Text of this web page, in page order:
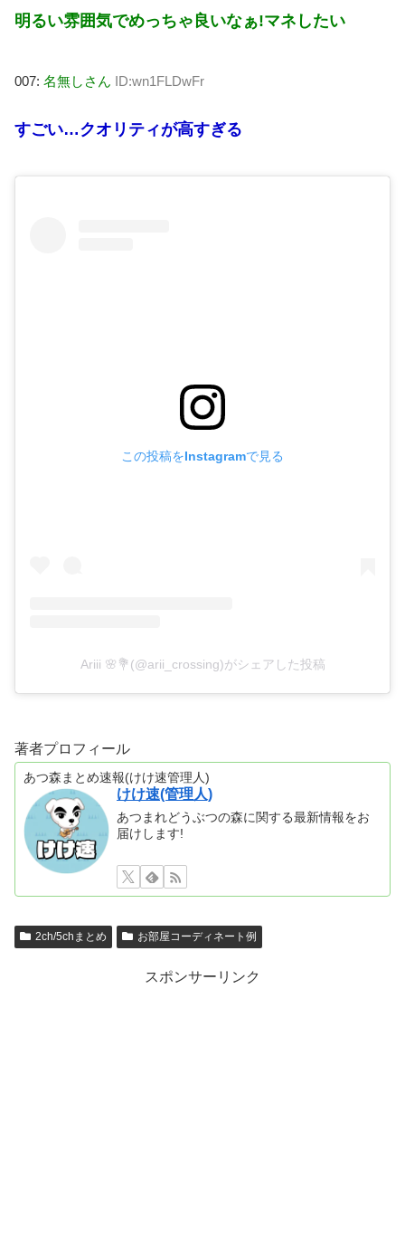
明るい雰囲気でめっちゃ良いなぁ!マネしたい
007: 名無しさん ID:wn1FLDwFr
すごい…クオリティが高すぎる
この投稿をInstagramで見る
Ariii 🌸💐(@arii_crossing)がシェアした投稿
著者プロフィール
あつ森まとめ速報(けけ速管理人)
けけ速(管理人)
あつまれどうぶつの森に関する最新情報をお
届けします!
2ch/5chまとめ お部屋コーディネート例
スポンサーリンク